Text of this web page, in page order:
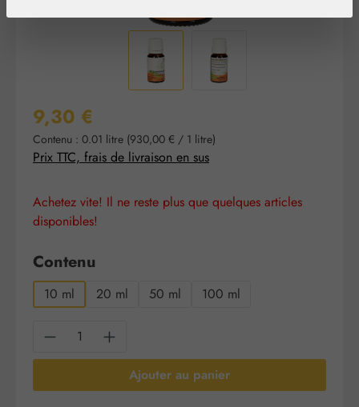
Prix régulier :
9,30 €
Contenu : 0.01 litre (930,00 € / 1 litre)
Prix TTC, frais de livraison en sus
Achetez vite! Il ne reste plus que quelques articles
disponibles!
Sélectionnez
Contenu
10 ml 20 ml 50 ml 100 ml
Quantité de produit : Entrez la quantité
Ajouter au panier